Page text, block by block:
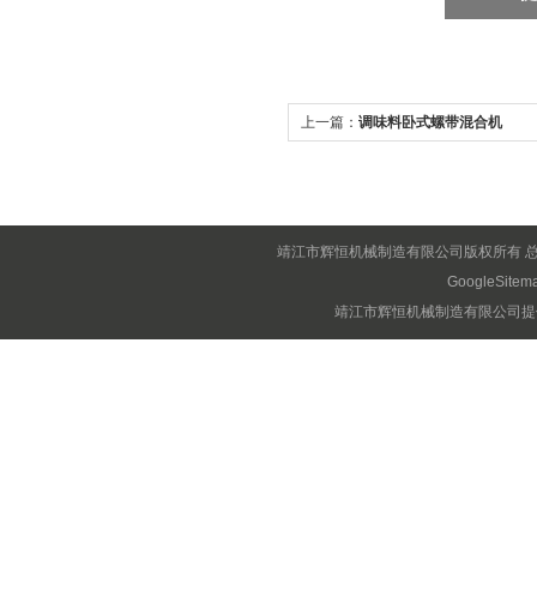
上一篇： 调味料卧式螺带混合机
靖江市辉恒机械制造有限公司版权所有
靖江市辉恒机械制造有限公司